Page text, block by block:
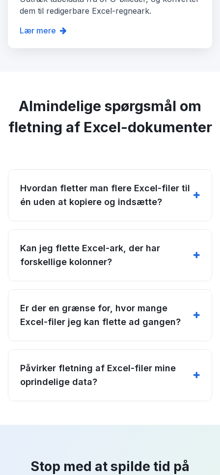
dem til redigerbare Excel-regneark.
Lær mere
Almindelige spørgsmål om
fletning af Excel-dokumenter
Hvordan fletter man flere Excel-filer til
én uden at kopiere og indsætte?
Kan jeg flette Excel-ark, der har
forskellige kolonner?
Er der en grænse for, hvor mange
Excel-filer jeg kan flette ad gangen?
Påvirker fletning af Excel-filer mine
oprindelige data?
Stop med at spilde tid på